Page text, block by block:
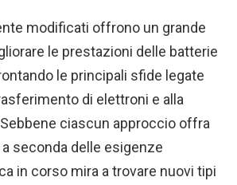
modificati offrono un grande
le prestazioni delle batterie
le principali sfide legate
di elettroni e alla
ciascun approccio offra
seconda delle esigenze
in corso mira a trovare nuovi tipi